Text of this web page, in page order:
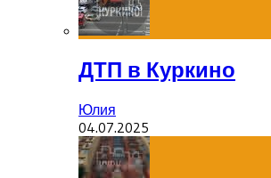
ДТП в Куркино
Юлия
04.07.2025